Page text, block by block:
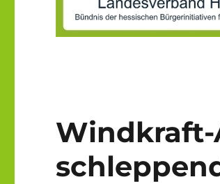
Windkraft-